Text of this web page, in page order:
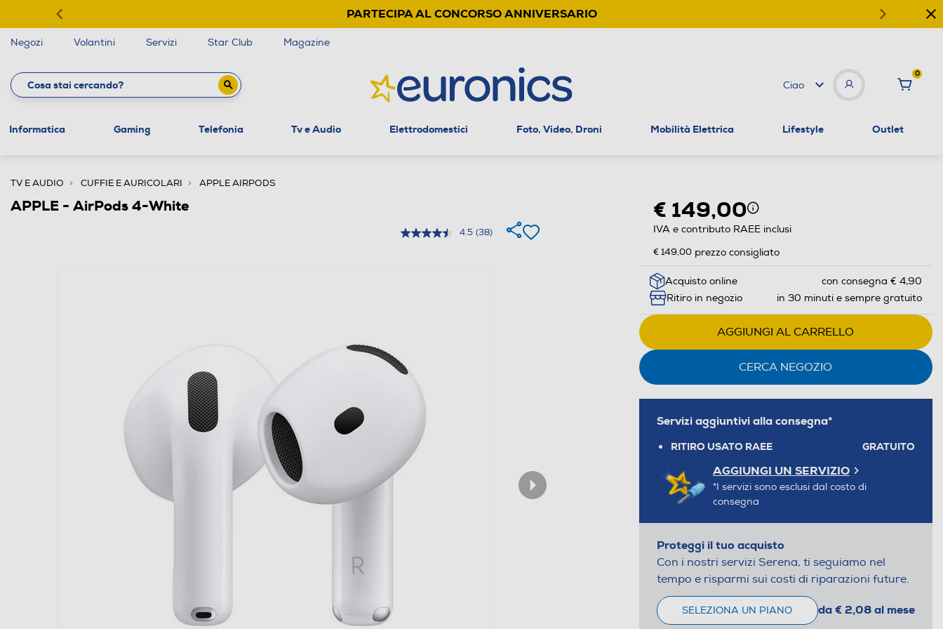
PARTECIPA AL CONCORSO ANNIVERSARIO
Negozi Volantini Servizi Star Club Magazine
Ciao
0
Informatica Gaming Telefonia Tv e Audio Elettrodomestici Foto, Video, Droni Mobilità Elettrica Lifestyle Outlet
TV E AUDIO CUFFIE E AURICOLARI APPLE AIRPODS
APPLE - AirPods 4-White
4.5 (38)
€ 149,00
IVA e contributo RAEE inclusi
€ 149,00 prezzo consigliato
Acquisto online
con consegna € 4,90
Ritiro in negozio
in 30 minuti e sempre gratuito
AGGIUNGI AL CARRELLO
CERCA NEGOZIO
Servizi aggiuntivi alla consegna*
RITIRO USATO RAEE GRATUITO
AGGIUNGI UN SERVIZIO
*I servizi sono esclusi dal costo di
consegna
Proteggi il tuo acquisto
Con i nostri servizi Serena, ti seguiamo nel
tempo e risparmi sui costi di riparazioni future.
SELEZIONA UN PIANO da € 2,08 al mese